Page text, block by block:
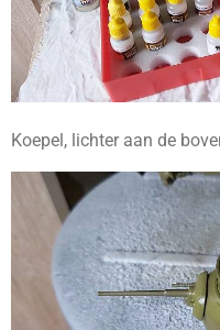
Koepel, lichter aan de